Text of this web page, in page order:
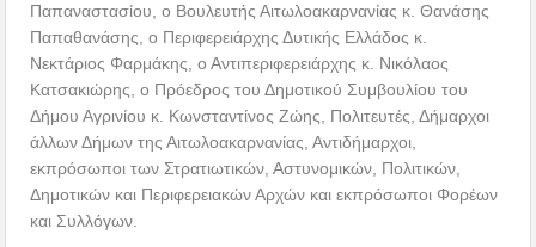
Παπαναστασίου, ο Βουλευτής Αιτωλοακαρνανίας κ. Θανάσης
Παπαθανάσης, ο Περιφερειάρχης Δυτικής Ελλάδος κ.
Νεκτάριος Φαρμάκης, ο Αντιπεριφερειάρχης κ. Νικόλαος
Κατσακιώρης, ο Πρόεδρος του Δημοτικού Συμβουλίου του
Δήμου Αγρινίου κ. Κωνσταντίνος Ζώης, Πολιτευτές, Δήμαρχοι
άλλων Δήμων της Αιτωλοακαρνανίας, Αντιδήμαρχοι,
εκπρόσωποι των Στρατιωτικών, Αστυνομικών, Πολιτικών,
Δημοτικών και Περιφερειακών Αρχών και εκπρόσωποι Φορέων
και Συλλόγων.